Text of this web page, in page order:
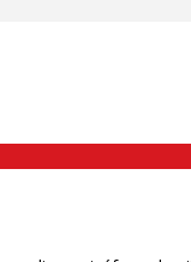
9200 - Fax (11) 2108